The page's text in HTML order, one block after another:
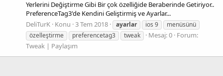
Yerlerini Değiştirme Gibi Bir çok özelliğide Beraberinde Getiriyor..
PreferenceTag3'de Kendini Geliştirmiş ve Ayarlar...
DeliTurK Konu 3 Tem 2018 ayarlar ios 9
menüsünü
özelleştirme
preferencetag3 tweak Mesaj: 0 Forum:
Tweak | Paylaşım